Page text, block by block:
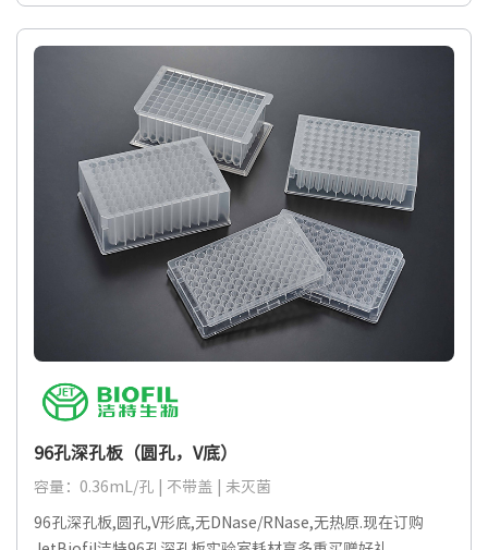
96孔深孔板（圆孔，V底）
容量：0.36mL/孔 | 不带盖 | 未灭菌
96孔深孔板,圆孔,V形底,无DNase/RNase,无热原.现在订购